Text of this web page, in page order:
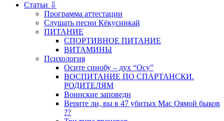
Статьи ⇩
Программа аттестации
Слушать песни Кёкусинкай
ПИТАНИЕ
СПОРТИВНОЕ ПИТАНИЕ
ВИТАМИНЫ
Психология
Осите синобу – дух “Осу”
ВОСПИТАНИЕ ПО СПАРТАНСКИ.
РОДИТЕЛЯМ
Воинские заповеди
Верите ли, вы в 47 убитых Мас Оямой быков
??